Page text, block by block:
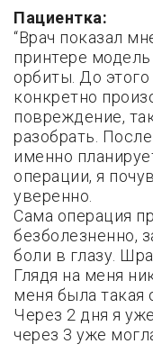
Пациентка:
“Врач показал
принтере
орбиты. До
конкретно
повреждение,
разобрать.
именно
операции, я
уверенно.
Сама операция
безболезненно,
боли в глазу.
Глядя на меня
меня была такая
Через 2 дня я
через 3 уже